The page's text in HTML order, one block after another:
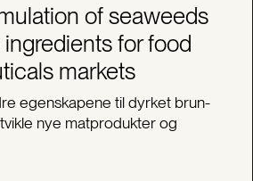
of seaweeds
for food
markets
egenskapene til dyrket brun-
nye matprodukter og